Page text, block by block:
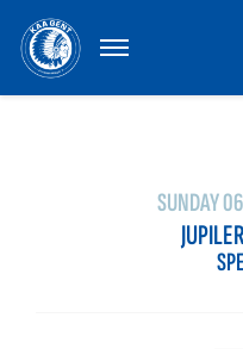
MENU
SUNDAY